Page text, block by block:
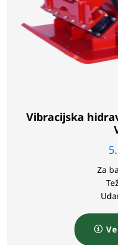
Vibracijska
Za